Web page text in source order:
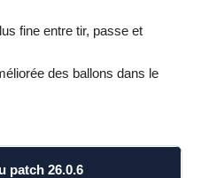
fine entre tir, passe et
des ballons dans le
patch 26.0.6